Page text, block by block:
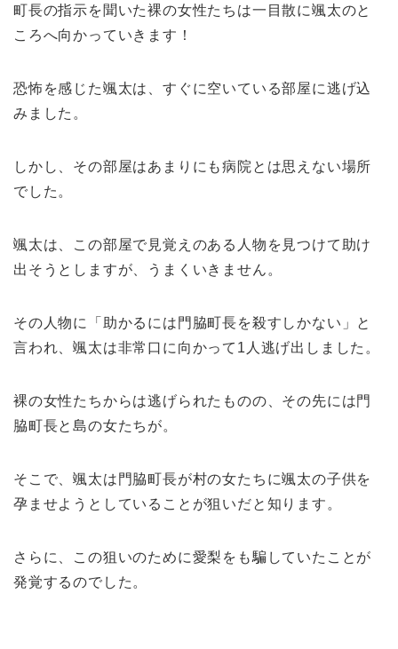
町長の指示を聞いた裸の女性たちは一目散に颯太のと
ころへ向かっていきます！
恐怖を感じた颯太は、すぐに空いている部屋に逃げ込
みました。
しかし、その部屋はあまりにも病院とは思えない場所
でした。
颯太は、この部屋で見覚えのある人物を見つけて助け
出そうとしますが、うまくいきません。
その人物に「助かるには門脇町長を殺すしかない」と
言われ、颯太は非常口に向かって1人逃げ出しました。
裸の女性たちからは逃げられたものの、その先には門
脇町長と島の女たちが。
そこで、颯太は門脇町長が村の女たちに颯太の子供を
孕ませようとしていることが狙いだと知ります。
さらに、この狙いのために愛梨をも騙していたことが
発覚するのでした。